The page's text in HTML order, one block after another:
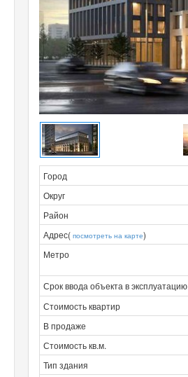
Город
Округ
Район
Адрес( посмотреть на карте)
Метро
Срок ввода объекта в эксплуатацию
Стоимость квартир
В продаже
Стоимость кв.м.
Тип здания